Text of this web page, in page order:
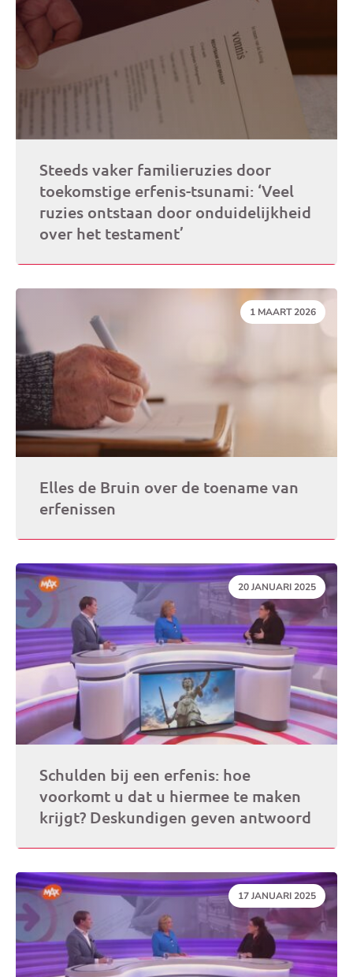
Steeds vaker familieruzies door
toekomstige erfenis-tsunami: ‘Veel
ruzies ontstaan door onduidelijkheid
over het testament’
DATUM:
1 MAART 2026
Elles de Bruin over de toename van
erfenissen
DATUM:
20 JANUARI 2025
Schulden bij een erfenis: hoe
voorkomt u dat u hiermee te maken
krijgt? Deskundigen geven antwoord
DATUM:
17 JANUARI 2025